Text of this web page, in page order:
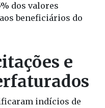
dos valores
beneficiários do
e
indícios de